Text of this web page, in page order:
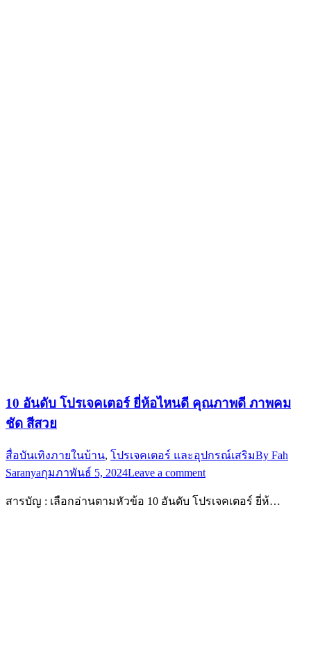
10 อันดับ โปรเจคเตอร์ ยี่ห้อไหนดี คุณภาพดี ภาพคม
ชัด สีสวย
สื่อบันเทิงภายในบ้าน, โปรเจคเตอร์ และอุปกรณ์เสริมBy Fah
Saranyaกุมภาพันธ์ 5, 2024Leave a comment
สารบัญ : เลือกอ่านตามหัวข้อ 10 อันดับ โปรเจคเตอร์ ยี่ห้…